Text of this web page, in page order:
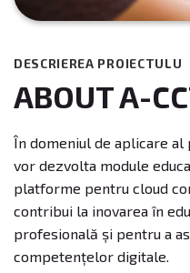
DESCRIEREA PROIECTULU
ABOUT A-
În domeniul de aplicare
vor dezvolta module
platforme pentru cloud
contribui la inovarea în
profesională și pentru a
competențelor digitale.